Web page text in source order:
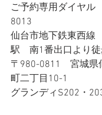
ご予約専用ダイヤル
8013
仙台市地下鉄東西線
駅　南1番出口より
〒980-0811　宮城県
町二丁目10-1
グランディS202・